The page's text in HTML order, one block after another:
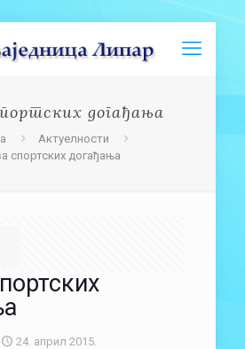
догађања
Актуелности
спортских догађања
24. април 2015.